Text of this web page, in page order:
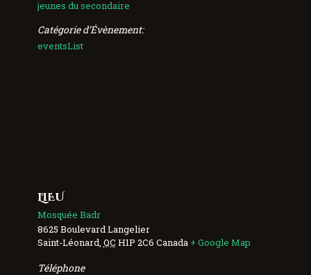
jeunes du secondaire
Catégorie d’Évènement:
eventsList
LIEU
Mosquée Badr
8625 Boulevard Langelier
Saint-Léonard QC H1P 2C6 Canada + Google Map
Téléphone